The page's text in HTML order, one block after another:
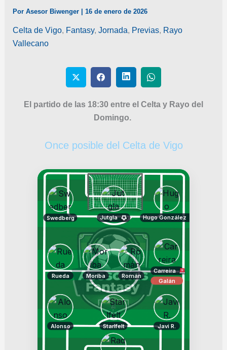
Por Asesor Biwenger 16 de enero de 2026
Celta de Vigo, Fantasy, Jornada, Previas, Rayo
Vallecano
El partido de las 18:30 entre el Celta y Rayo del
Domingo.
Once posible del Celta de Vigo
Alonso Starlfelt Javi R.
Rueda Moriba Román
Carreira
Galán
Swedberg Jutgla Hugo González